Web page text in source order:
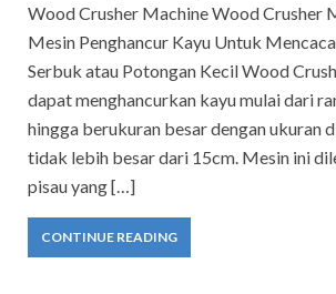
Wood Crusher Machine Wood Crusher
Mesin Penghancur Kayu Untuk
Serbuk atau Potongan Kecil Wood
dapat menghancurkan kayu mulai dari
hingga berukuran besar dengan ukuran
tidak lebih besar dari 15cm. Mesin ini
pisau yang […]
CONTINUE READING